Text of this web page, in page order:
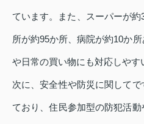
ています。また、スーパーが
所が約95か所、病院が約10か
や日常の買い物にも対応しやす
次に、安全性や防災に関して
ており、住民参加型の防犯活